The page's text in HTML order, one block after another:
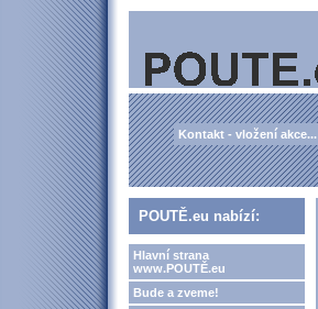
Kontakt - vložení akce...
POUTĚ.eu nabízí:
Hlavní strana
www.POUTĚ.eu
Bude a zveme!